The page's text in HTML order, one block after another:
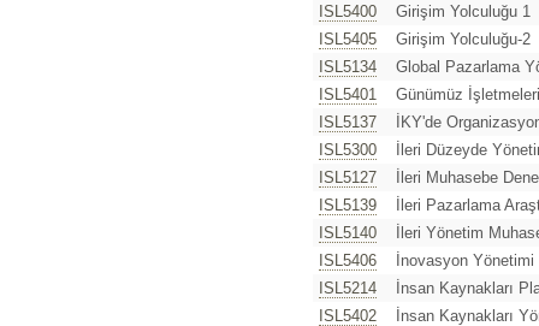
ISL5400
Girişim Yolculuğu 1
ISL5405
Girişim Yolculuğu-2
ISL5134
Global Pazarlama
ISL5401
Günümüz
ISL5137
İKY'de
ISL5300
İleri Düzeyde
ISL5127
İleri Muhasebe
ISL5139
İleri Pazarlama
ISL5140
İleri Yönetim
ISL5406
İnovasyon Yönetimi
ISL5214
İnsan Kaynakları
ISL5402
İnsan Kaynakları